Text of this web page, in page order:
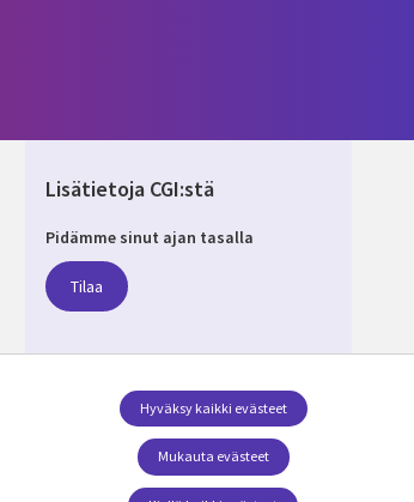
Lisätietoja CGI:stä
Pidämme sinut ajan tasalla
Tilaa
Seuraa meitä
Social Media FINLAND
Mukauta evästeet
Hyväksy kaikki evästeet